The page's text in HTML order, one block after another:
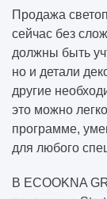
Продажа
сейчас без
должны быть
но и детали
другие
это можно
программе,
для любого
В ECOOKNA